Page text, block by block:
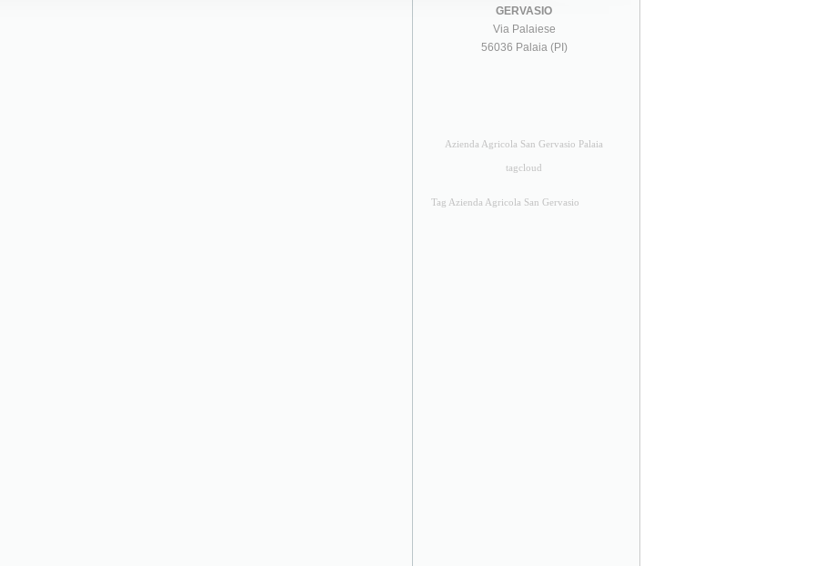
GERVASIO
Via Palaiese
56036 Palaia (PI)
Azienda Agricola San Gervasio Palaia
tagcloud
Tag Azienda Agricola San Gervasio